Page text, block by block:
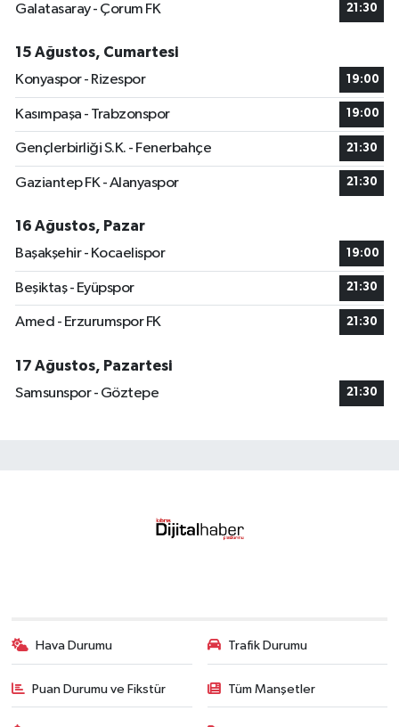
Galatasaray - Çorum FK
21:30
15 Ağustos, Cumartesi
Konyaspor - Rizespor
19:00
Kasımpaşa - Trabzonspor 19:00
Gençlerbirliği S.K. - Fenerbahçe 21:30
Gaziantep FK - Alanyaspor 21:30
16 Ağustos, Pazar
Başakşehir - Kocaelispor
19:00
Beşiktaş - Eyüpspor 21:30
Amed - Erzurumspor FK 21:30
17 Ağustos, Pazartesi
Samsunspor - Göztepe
21:30
Hava Durumu Trafik Durumu
Puan Durumu ve Fikstür Tüm Manşetler